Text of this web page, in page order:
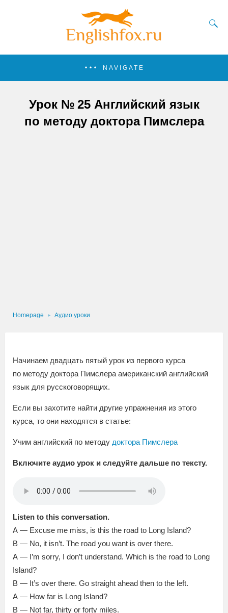
NAVIGATE
Урок № 25 Английский язык
по методу доктора Пимслера
Homepage Аудио уроки
Начинаем двадцать пятый урок из первого курса
по методу доктора Пимслера американский английский
язык для русскоговорящих.
Если вы захотите найти другие упражнения из этого
курса, то они находятся в статье:
Учим английский по методу доктора Пимслера
Включите аудио урок и следуйте дальше по тексту.
Listen to this conversation.
A — Excuse me miss, is this the road to Long Island?
B — No, it isn’t. The road you want is over there.
A — I’m sorry, I don’t understand. Which is the road to Long
Island?
B — It’s over there. Go straight ahead then to the left.
A — How far is Long Island?
B — Not far, thirty or forty miles.